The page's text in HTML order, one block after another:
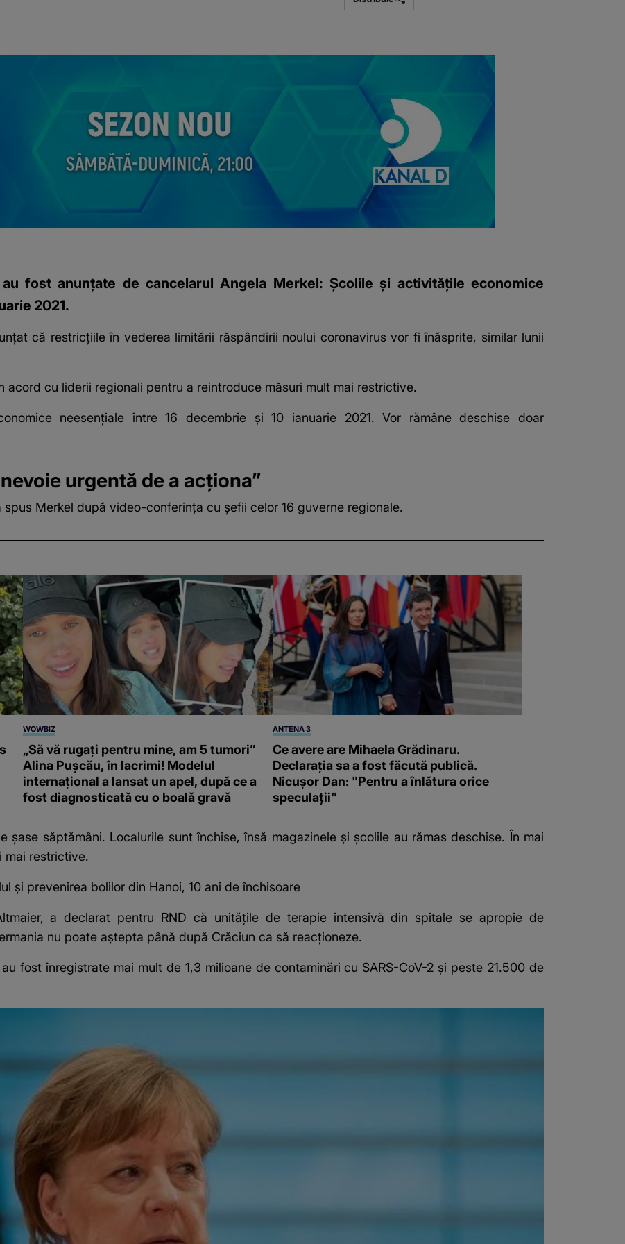
fost anunţate de cancelarul Angela Merkel: Şcolile şi activităţile economice
2021.
că restricţiile în vederea limitării răspândirii noului coronavirus vor fi înăsprite, similar lunii
acord cu liderii regionali pentru a reintroduce măsuri mult mai restrictive.
neesenţiale între 16 decembrie şi 10 ianuarie 2021. Vor rămâne deschise doar
urgentă de a acţiona”
spus Merkel după video-conferinţa cu şefii celor 16 guverne regionale.
WOWBIZ
„Să vă rugați pentru mine, am 5 tumori”
Alina Pușcău, în lacrimi! Modelul
internațional a lansat un apel, după ce a
fost diagnosticată cu o boală gravă
ANTENA 3
Ce avere are Mihaela Grădinaru.
Declarația sa a fost făcută publică.
Nicușor Dan: "Pentru a înlătura orice
speculații"
şase săptămâni. Localurile sunt închise, însă magazinele şi şcolile au rămas deschise. În mai
mai restrictive.
şi prevenirea bolilor din Hanoi, 10 ani de închisoare
a declarat pentru RND că unităţile de terapie intensivă din spitale se apropie de
nu poate aştepta până după Crăciun ca să reacţioneze.
fost înregistrate mai mult de 1,3 milioane de contaminări cu SARS-CoV-2 şi peste 21.500 de